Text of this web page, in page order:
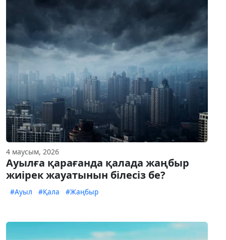
4 маусым, 2026
Ауылға қарағанда қалада жаңбыр
жиірек жауатынын білесіз бе?
#Ауыл #Қала #Жаңбыр